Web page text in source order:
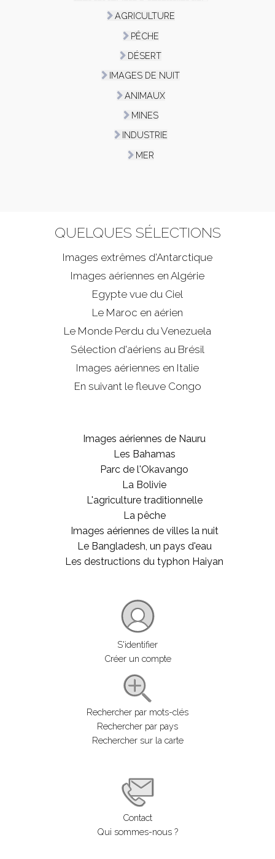
AGRICULTURE
PÊCHE
DÉSERT
IMAGES DE NUIT
ANIMAUX
MINES
INDUSTRIE
MER
QUELQUES SÉLECTIONS
Images extrêmes d'Antarctique
Images aériennes en Algérie
Egypte vue du Ciel
Le Maroc en aérien
Le Monde Perdu du Venezuela
Sélection d'aériens au Brésil
Images aériennes en Italie
En suivant le fleuve Congo
Images aériennes de Nauru
Les Bahamas
Parc de l'Okavango
La Bolivie
L'agriculture traditionnelle
La pêche
Images aériennes de villes la nuit
Le Bangladesh, un pays d'eau
Les destructions du typhon Haiyan
S'identifier
Créer un compte
Rechercher par mots-clés
Rechercher par pays
Rechercher sur la carte
Contact
Qui sommes-nous ?